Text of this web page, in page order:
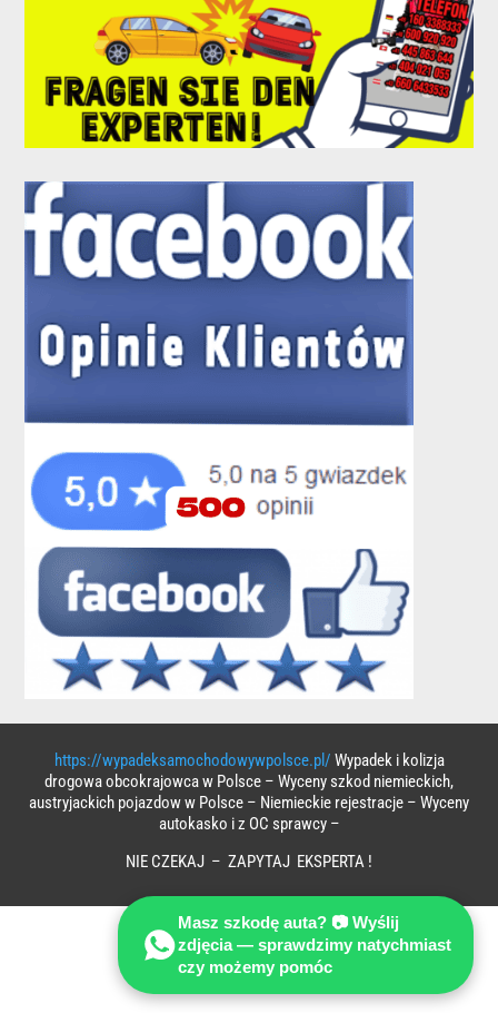
https://wypadeksamochodowywpolsce.pl/ Wypadek i kolizja
drogowa obcokrajowca w Polsce – Wyceny szkod niemieckich,
austryjackich pojazdow w Polsce – Niemieckie rejestracje – Wyceny
autokasko i z OC sprawcy –
NIE CZEKAJ – ZAPYTAJ EKSPERTA !
Masz szkodę auta? 📷 Wyślij
zdjęcia — sprawdzimy natychmiast
czy możemy pomóc